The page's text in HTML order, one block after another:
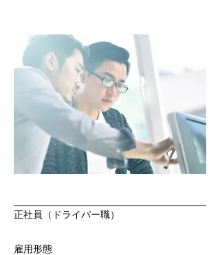
正社員（ドライバー職）
雇用形態